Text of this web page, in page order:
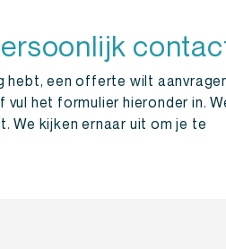
hebt, een offerte wilt
het formulier hieronder in.
We kijken ernaar uit om je te